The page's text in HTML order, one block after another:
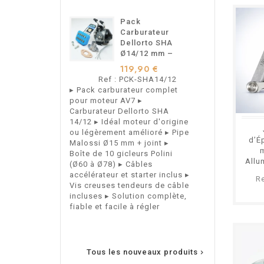
Pack
Carburateur
Dellorto SHA
Ø14/12 mm –
Pour
Motobécane
Motoconfort –
AV7
119,90 €
Ref : PCK-SHA14/12
▸ Pack carburateur complet
pour moteur AV7 ▸
Carburateur Dellorto SHA
14/12 ▸ Idéal moteur d'origine
ou légèrement amélioré ▸ Pipe
Malossi Ø15 mm + joint ▸
Boîte de 10 gicleurs Polini
(Ø60 à Ø78) ▸ Câbles
accélérateur et starter inclus ▸
Vis creuses tendeurs de câble
incluses ▸ Solution complète,
fiable et facile à régler
Ref
Support de
Mobylettes
Tous les nouveaux produits 